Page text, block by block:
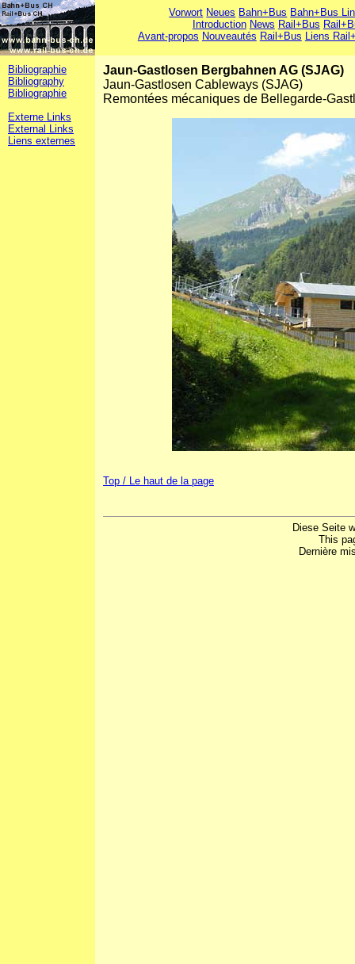
Vorwort Neues Bahn+Bus Bahn+Bus
Introduction News Rail+Bus
Avant-propos Nouveautés Rail+Bus Liens
Bibliographie
Bibliography
Bibliographie
Externe Links
External Links
Liens externes
Jaun-Gastlosen Bergbahnen AG (SJAG)
Jaun-Gastlosen Cableways (SJAG)
Remontées mécaniques de Bellegarde-
Top / Le haut de la page
Diese Seite
This
Dernière